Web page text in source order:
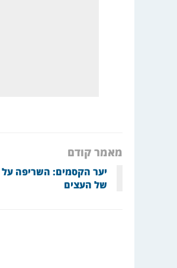
מאמר קודם
יער הקסמים: השריפה על
של העצים